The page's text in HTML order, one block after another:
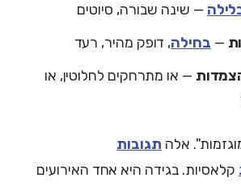
— שינה שבורה, סיוטים
— בחילה, דופק מהיר, רעד
— או מתרחקים לחלוטין, או
אלה תגובות
קלאסיות. בגידה היא אחד האירועים